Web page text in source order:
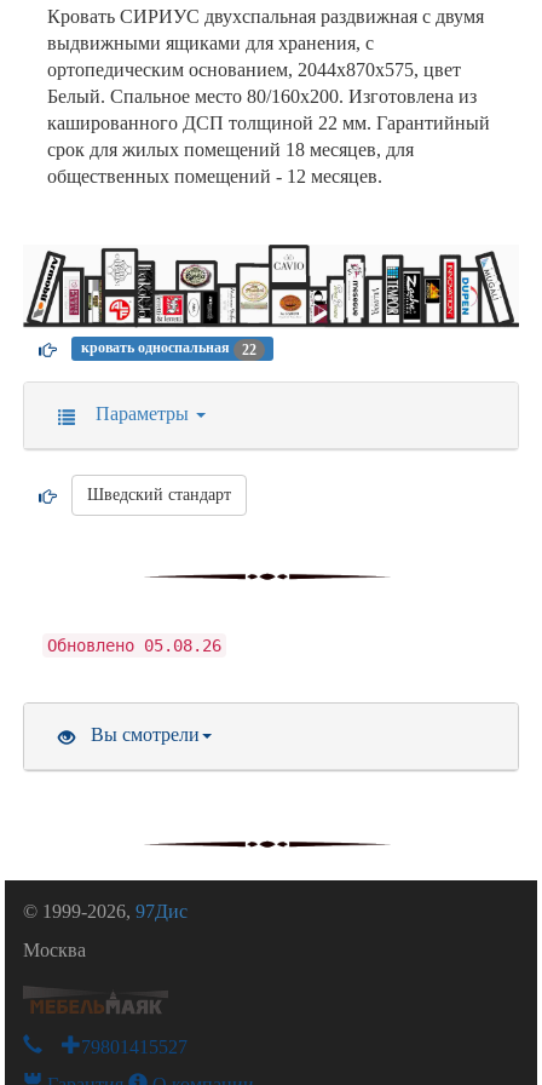
Кровать СИРИУС двухспальная раздвижная с двумя
выдвижными ящиками для хранения, с
ортопедическим основанием, 2044х870х575, цвет
Белый. Спальное место 80/160х200. Изготовлена из
кашированного ДСП толщиной 22 мм. Гарантийный
срок для жилых помещений 18 месяцев, для
общественных помещений - 12 месяцев.
кровать односпальная 22
Параметры
Шведский стандарт
Обновлено 05.08.26
Вы смотрели
© 1999-2026,97Дис
Москва
+79801415527